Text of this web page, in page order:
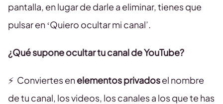
pantalla, en lugar de darle a eliminar, tienes que
pulsar en ‘Quiero ocultar mi canal’.
¿Qué supone ocultar tu canal de YouTube?
⚡ ️ Conviertes enelementos privadosel nombre
de tu canal, los videos, los canales a los que te has